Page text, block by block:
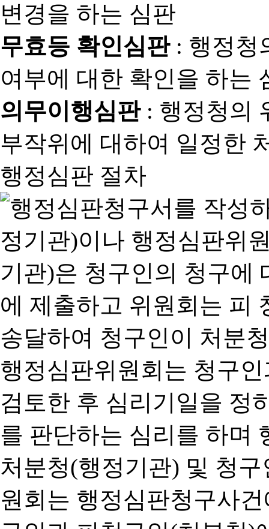
변경을 하는 심판
무효등 확인심판: 행정청
여부에 대한 확인을 하는
의무이행심판: 행정청의
부작위에 대하여 일정한
행정심판 절차